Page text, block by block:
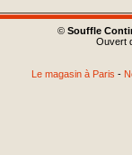
© Souffle
Ouvert
Le magasin à Paris -